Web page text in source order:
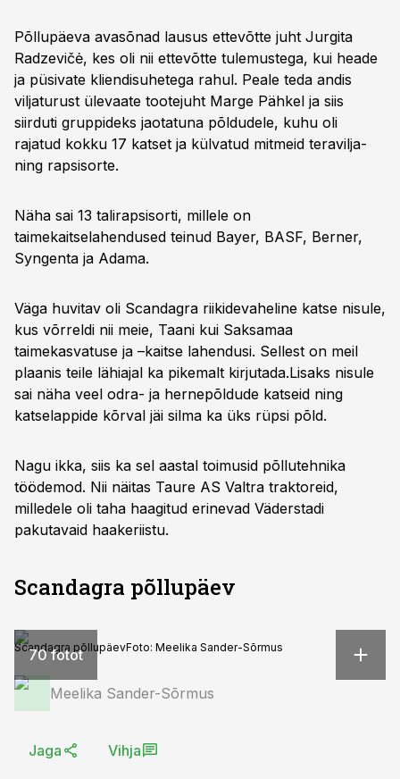
Põllupäeva avasõnad lausus ettevõtte juht Jurgita
Radzevičė, kes oli nii ettevõtte tulemustega, kui heade
ja püsivate kliendisuhetega rahul. Peale teda andis
viljaturust ülevaate tootejuht Marge Pähkel ja siis
siirduti gruppideks jaotatuna põldudele, kuhu oli
rajatud kokku 17 katset ja külvatud mitmeid teravilja-
ning rapsisorte.
Näha sai 13 talirapsisorti, millele on
taimekaitselahendused teinud Bayer, BASF, Berner,
Syngenta ja Adama.
Väga huvitav oli Scandagra riikidevaheline katse nisule,
kus võrreldi nii meie, Taani kui Saksamaa
taimekasvatuse ja –kaitse lahendusi. Sellest on meil
plaanis teile lähiajal ka pikemalt kirjutada.Lisaks nisule
sai näha veel odra- ja hernepõldude katseid ning
katselappide kõrval jäi silma ka üks rüpsi põld.
Nagu ikka, siis ka sel aastal toimusid põllutehnika
töödemod. Nii näitas Taure AS Valtra traktoreid,
milledele oli taha haagitud erinevad Väderstadi
pakutavaid haakeriistu.
Scandagra põllupäev
70 fotot
Scandagra põllupäevFoto: Meelika Sander-Sõrmus
Meelika Sander-Sõrmus
Jaga Vihja